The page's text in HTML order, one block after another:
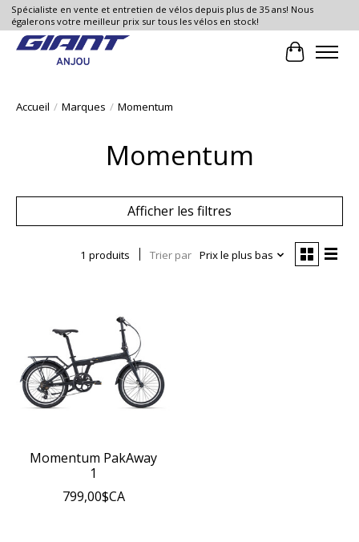
Spécialiste en vente et entretien de vélos depuis plus de 35 ans! Nous
égalerons votre meilleur prix sur tous les vélos en stock!
Panier
Accueil / Marques / Momentum
Momentum
Afficher les filtres
1 produits Trier par Prix le plus bas
Momentum PakAway
1
799,00$CA